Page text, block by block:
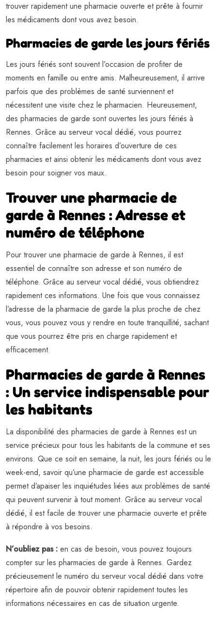
trouver rapidement une pharmacie ouverte et prête à fournir
les médicaments dont vous avez besoin.
Pharmacies de garde les jours fériés
Les jours fériés sont souvent l’occasion de profiter de
moments en famille ou entre amis. Malheureusement, il arrive
parfois que des problèmes de santé surviennent et
nécessitent une visite chez le pharmacien. Heureusement,
des pharmacies de garde sont ouvertes les jours fériés à
Rennes. Grâce au serveur vocal dédié, vous pourrez
connaître facilement les horaires d’ouverture de ces
pharmacies et ainsi obtenir les médicaments dont vous avez
besoin pour soigner vos maux.
Trouver une pharmacie de
garde à Rennes : Adresse et
numéro de téléphone
Pour trouver une pharmacie de garde à Rennes, il est
essentiel de connaître son adresse et son numéro de
téléphone. Grâce au serveur vocal dédié, vous obtiendrez
rapidement ces informations. Une fois que vous connaissez
l’adresse de la pharmacie de garde la plus proche de chez
vous, vous pouvez vous y rendre en toute tranquillité, sachant
que vous pourrez être pris en charge rapidement et
efficacement.
Pharmacies de garde à Rennes
: Un service indispensable pour
les habitants
La disponibilité des pharmacies de garde à Rennes est un
service précieux pour tous les habitants de la commune et ses
environs. Que ce soit en semaine, la nuit, les jours fériés ou le
week-end, savoir qu’une pharmacie de garde est accessible
permet d’apaiser les inquiétudes liées aux problèmes de santé
qui peuvent survenir à tout moment. Grâce au serveur vocal
dédié, il est facile de trouver une pharmacie ouverte et prête
à répondre à vos besoins.
N’oubliez pas : en cas de besoin, vous pouvez toujours
compter sur les pharmacies de garde à Rennes. Gardez
précieusement le numéro du serveur vocal dédié dans votre
répertoire afin de pouvoir obtenir rapidement toutes les
informations nécessaires en cas de situation urgente.